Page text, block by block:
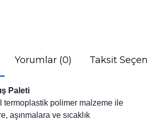
Yorumlar (0) Taksit
Paleti
termoplastik polimer malzeme ile
aşınmalara ve sıcaklık